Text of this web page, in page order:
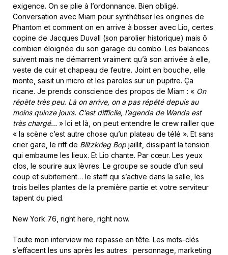
exigence. On se plie à l’ordonnance. Bien obligé.
Conversation avec Miam pour synthétiser les origines de
Phantom et comment on en arrive à bosser avec Lio, certes
copine de Jacques Duvall (son parolier historique) mais ô
combien éloignée du son garage du combo. Les balances
suivent mais ne démarrent vraiment qu’à son arrivée à elle,
veste de cuir et chapeau de feutre. Joint en bouche, elle
monte, saisit un micro et les paroles sur un pupitre. Ça
ricane. Je prends conscience des propos de Miam : « On
répète très peu. Là on arrive, on a pas répété depuis au
moins quinze jours. C’est difficile, l’agenda de Wanda est
très chargé… » Ici et là, on peut entendre le crew railler que
« la scène c’est autre chose qu’un plateau de télé ». Et sans
crier gare, le riff de Blitzkrieg Bop jaillit, dissipant la tension
qui embaume les lieux. Et Lio chante. Par cœur. Les yeux
clos, le sourire aux lèvres. Le groupe se soude d’un seul
coup et subitement… le staff qui s’active dans la salle, les
trois belles plantes de la première partie et votre serviteur
tapent du pied.
New York 76, right here, right now.
Toute mon interview me repasse en tête. Les mots-clés
s’effacent les uns après les autres : personnage, marketing